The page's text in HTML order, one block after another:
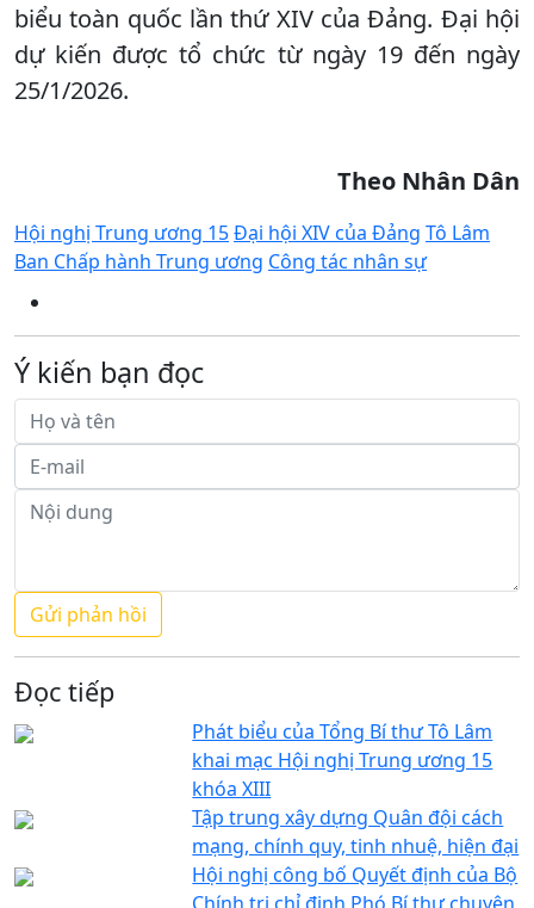
biểu toàn quốc lần thứ XIV của Đảng. Đại hội
dự kiến được tổ chức từ ngày 19 đến ngày
25/1/2026.
Theo Nhân Dân
Hội nghị Trung ương 15Đại hội XIV của Đảng Tô Lâm
Ban Chấp hành Trung ương Công tác nhân sự
Ý kiến bạn đọc
Đọc tiếp
Phát biểu của Tổng Bí thư Tô Lâm
khai mạc Hội nghị Trung ương 15
khóa XIII
Tập trung xây dựng Quân đội cách
mạng, chính quy, tinh nhuệ, hiện đại
Hội nghị công bố Quyết định của Bộ